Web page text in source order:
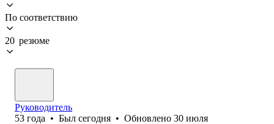
По соответствию
20 резюме
Руководитель
53 года • Был сегодня • Обновлено 30 июля